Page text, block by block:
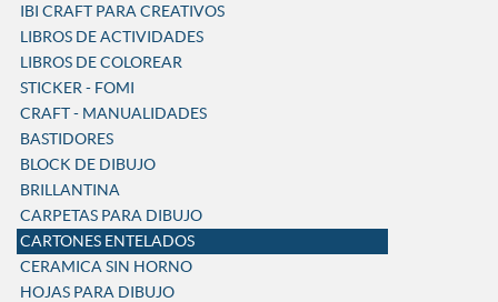
IBI CRAFT PARA CREATIVOS
LIBROS DE ACTIVIDADES
LIBROS DE COLOREAR
STICKER - FOMI
CRAFT - MANUALIDADES
BASTIDORES
BLOCK DE DIBUJO
BRILLANTINA
CARPETAS PARA DIBUJO
CARTONES ENTELADOS
CERAMICA SIN HORNO
HOJAS PARA DIBUJO